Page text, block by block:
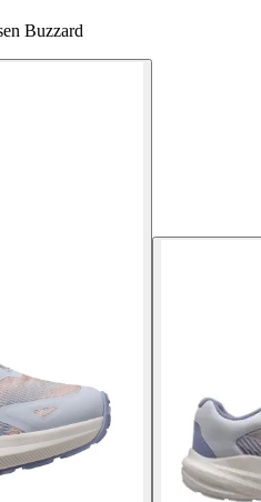
Buzzard